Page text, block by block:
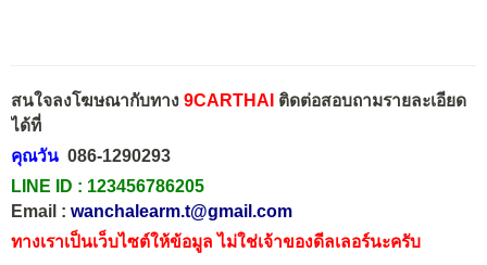
สนใจลงโฆษณากับทาง 9CARTHAI ติดต่อสอบถามรายละเอียด
ได้ที่
คุณวัน 086-1290293
LINE ID : 123456786205
Email : wanchalearm.t@gmail.com
ทางเราเป็นเว็บไซต์ให้ข้อมูล ไม่ใช่เจ้าของดีลเลอร์นะครับ